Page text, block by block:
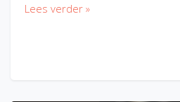
Lees verder »